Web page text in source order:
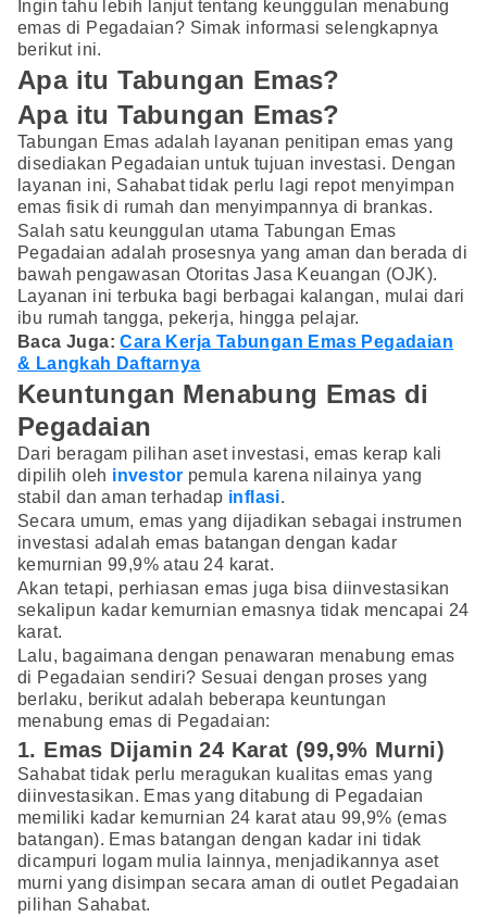
Ingin tahu lebih lanjut tentang keunggulan menabung
emas di Pegadaian? Simak informasi selengkapnya
berikut ini.
Apa itu Tabungan Emas?
Apa itu Tabungan Emas?
Tabungan Emas adalah layanan penitipan emas yang
disediakan Pegadaian untuk tujuan investasi. Dengan
layanan ini, Sahabat tidak perlu lagi repot menyimpan
emas fisik di rumah dan menyimpannya di brankas.
Salah satu keunggulan utama Tabungan Emas
Pegadaian adalah prosesnya yang aman dan berada di
bawah pengawasan Otoritas Jasa Keuangan (OJK).
Layanan ini terbuka bagi berbagai kalangan, mulai dari
ibu rumah tangga, pekerja, hingga pelajar.
Baca Juga:Cara Kerja Tabungan Emas Pegadaian
& Langkah Daftarnya
Keuntungan Menabung Emas di
Pegadaian
Dari beragam pilihan aset investasi, emas kerap kali
dipilih oleh investor pemula karena nilainya yang
stabil dan aman terhadap inflasi.
Secara umum, emas yang dijadikan sebagai instrumen
investasi adalah emas batangan dengan kadar
kemurnian 99,9% atau 24 karat.
Akan tetapi, perhiasan emas juga bisa diinvestasikan
sekalipun kadar kemurnian emasnya tidak mencapai 24
karat.
Lalu, bagaimana dengan penawaran menabung emas
di Pegadaian sendiri? Sesuai dengan proses yang
berlaku, berikut adalah beberapa keuntungan
menabung emas di Pegadaian:
1. Emas Dijamin 24 Karat (99,9% Murni)
Sahabat tidak perlu meragukan kualitas emas yang
diinvestasikan. Emas yang ditabung di Pegadaian
memiliki kadar kemurnian 24 karat atau 99,9% (emas
batangan). Emas batangan dengan kadar ini tidak
dicampuri logam mulia lainnya, menjadikannya aset
murni yang disimpan secara aman di outlet Pegadaian
pilihan Sahabat.